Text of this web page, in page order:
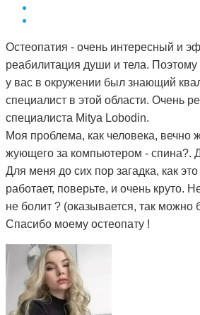
Остеопатия - очень интересный и
реабилитация души и тела.
у вас в окружении был знающий
специалист в этой области. Очень
специалиста Mitya Lobodin.
Моя проблема, как человека, вечно
жующего за компьютером - спина?.
Для меня до сих пор загадка, как это
работает, поверьте, и очень круто.
не болит ? (оказывается, так можно
Спасибо моему остеопату !